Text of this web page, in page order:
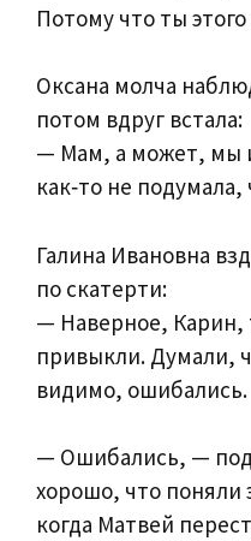
Потому что ты
Оксана молча
потом вдруг встала:
— Мам, а может, мы
как‑то не
Галина Ивановна
по скатерти:
— Наверное,
привыкли. Думали,
видимо, ошибались.
— Ошибались, —
хорошо, что поняли
когда Матвей